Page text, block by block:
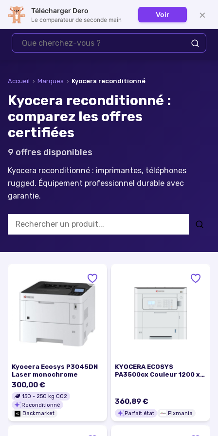
Se connecter
Accueil › Marques › Kyocera reconditionné
Kyocera reconditionné :
comparez les offres
certifiées
9 offres disponibles
Kyocera reconditionné : imprimantes, téléphones
rugged. Équipement professionnel durable avec
garantie.
Kyocera Ecosys P3045DN
Laser monochrome
300,00 €
150 - 250 kg CO2
Reconditionné
Backmarket
KYOCERA ECOSYS
PA3500cx Couleur 1200 x
360,89 €
Parfait état Pixmania
Télécharger Dero
Le comparateur de seconde main
Voir ×